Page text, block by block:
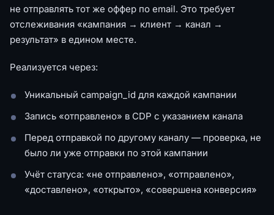
не отправлять тот же оффер по email. Это требует
отслеживания «кампания → клиент → канал →
результат» в едином месте.
Реализуется через:
Уникальный campaign_id для каждой кампании
Запись «отправлено» в CDP с указанием канала
Перед отправкой по другому каналу — проверка, не
было ли уже отправки по этой кампании
Учёт статуса: «не отправлено», «отправлено»,
«доставлено», «открыто», «совершена конверсия»